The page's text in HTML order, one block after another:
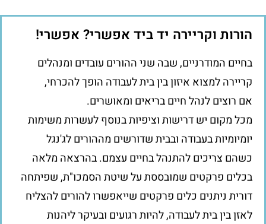
הורות וקריירה יד ביד אפשרי? אפשרי!
בחיים המודרניים, שבה שני ההורים עובדים ומנהלים
קריירה למצוא איזון בין בית לעבודה הופך להכרחי,
אם רוצים לנהל חיים בריאים ומאושרים.
מכל מקום יש דרישות וציפיות בנוסף לעשרות משימות
יומיומיות בעבודה ובבית שדורשים מההורים לג'נגל
כשהם צריכים להתנהל בחיים עצמם. בהרצאה מלאה
בכלים פרקטים שמובססת על שיטת הסמכו"ת, שפיתחה
דורית ניתנים כלים פרקטים שייאפשרו להורים להצליח
לאזן בין בית לעבודה, להיות רגועים ובעיקר ליהנות